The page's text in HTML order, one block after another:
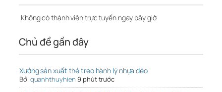
Không có thành viên trực tuyến ngay bây giờ
Chủ đề gần đây
Xưởng sản xuất thẻ treo hành lý nhựa dẻo
Bởi quanhthuyhien 9 phút trước